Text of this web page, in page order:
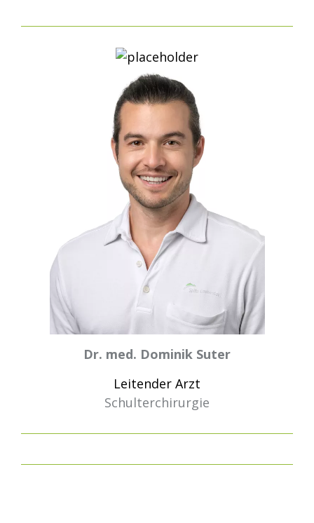
Dr. med. Dominik Suter
Leitender Arzt
Schulterchirurgie